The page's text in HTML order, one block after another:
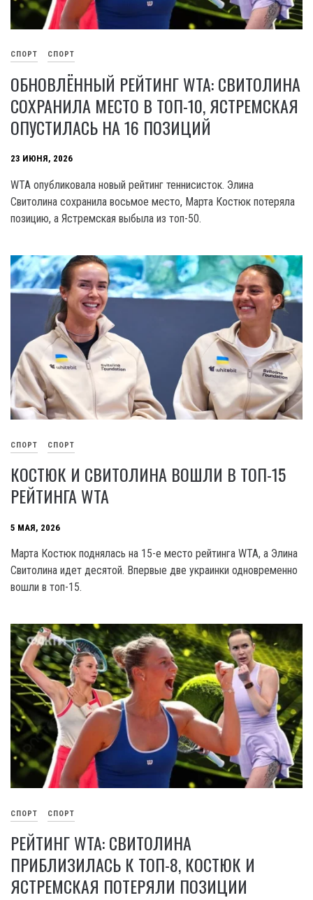
СПОРТ СПОРТ
ОБНОВЛЁННЫЙ РЕЙТИНГ WTA: СВИТОЛИНА
СОХРАНИЛА МЕСТО В ТОП-10, ЯСТРЕМСКАЯ
ОПУСТИЛАСЬ НА 16 ПОЗИЦИЙ
23 ИЮНЯ, 2026
WTA опубликовала новый рейтинг теннисисток. Элина
Свитолина сохранила восьмое место, Марта Костюк потеряла
позицию, а Ястремская выбыла из топ-50.
СПОРТ СПОРТ
КОСТЮК И СВИТОЛИНА ВОШЛИ В ТОП-15
РЕЙТИНГА WTA
5 МАЯ, 2026
Марта Костюк поднялась на 15-е место рейтинга WTA, а Элина
Свитолина идет десятой. Впервые две украинки одновременно
вошли в топ-15.
СПОРТ СПОРТ
РЕЙТИНГ WTA: СВИТОЛИНА
ПРИБЛИЗИЛАСЬ К ТОП-8, КОСТЮК И
ЯСТРЕМСКАЯ ПОТЕРЯЛИ ПОЗИЦИИ